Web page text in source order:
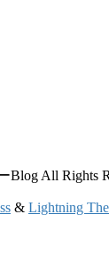
All Rights
& Lightning